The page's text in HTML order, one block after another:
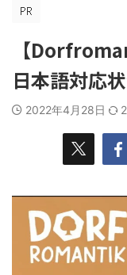
【
日本語対応
2022年4月28日